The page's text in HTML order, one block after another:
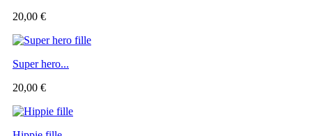
20,00 €
Super hero...
20,00 €